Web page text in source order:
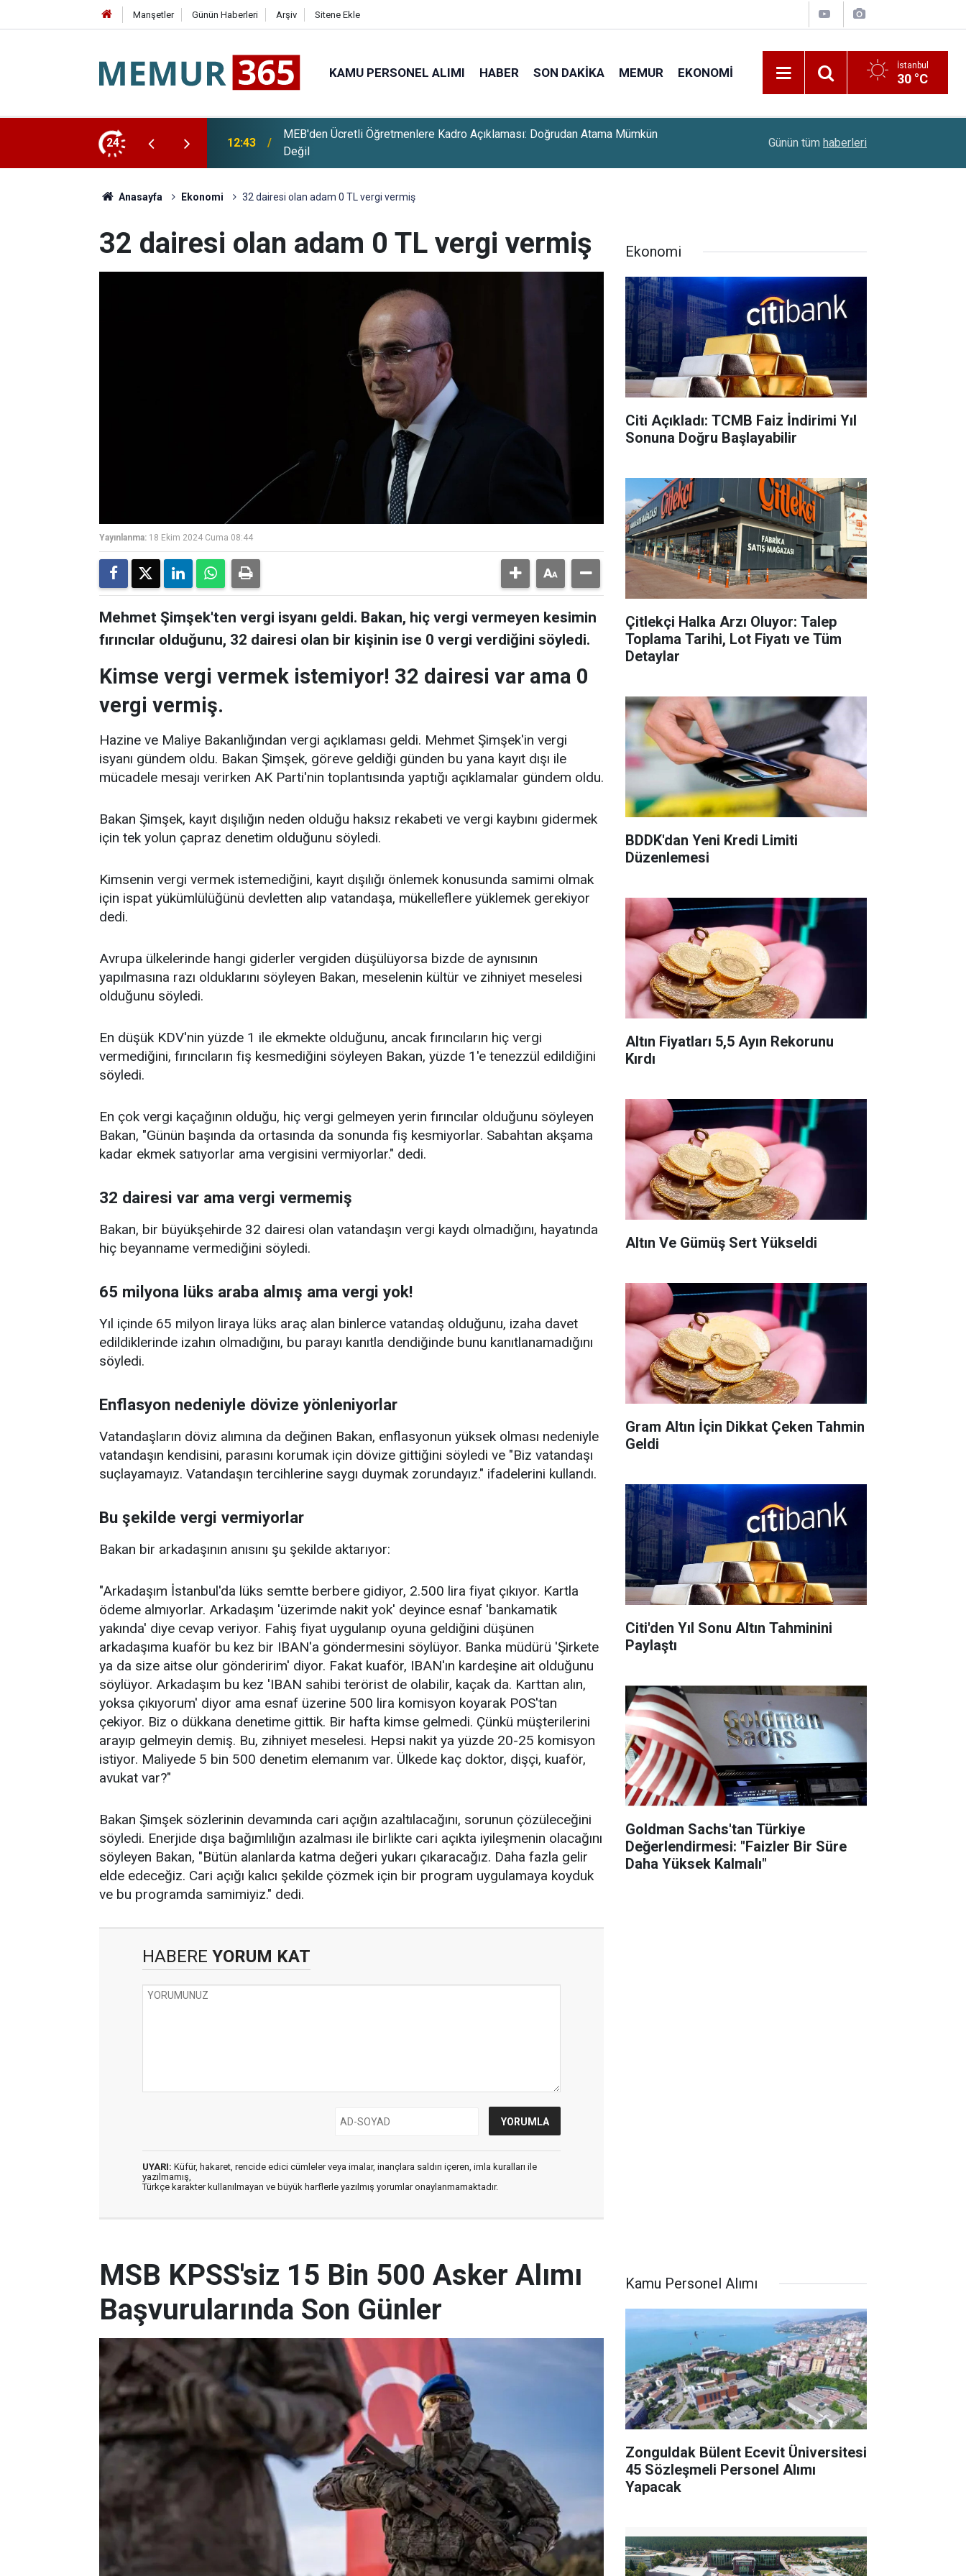
Manşetler Günün Haberleri Arşiv Sitene Ekle
KAMU PERSONEL ALIMI HABER SON DAKIKA MEMUR EKONOMI İstanbul
30 °C
24
Açıklaması: Doğrudan Atama Mümkün
12:00 AYM'den Yeşil Pasaport Kararı: İki Şart Anayasa'ya Uygun Bulundu MGK Bugün Toplanıyor: İşte Masadaki Konular
Günün tüm haberleri
Anasayfa Ekonomi 32 dairesi olan adam 0 TL vergi vermiş
32 dairesi olan adam 0 TL vergi vermiş
Yayınlanma: 18 Ekim 2024 Cuma 08:44
Mehmet Şimşek'ten vergi isyanı geldi. Bakan, hiç vergi vermeyen kesimin
fırıncılar olduğunu, 32 dairesi olan bir kişinin ise 0 vergi verdiğini söyledi.
Kimse vergi vermek istemiyor! 32 dairesi var ama 0
vergi vermiş.
Hazine ve Maliye Bakanlığından vergi açıklaması geldi. Mehmet Şimşek'in vergi
isyanı gündem oldu. Bakan Şimşek, göreve geldiği günden bu yana kayıt dışı ile
mücadele mesajı verirken AK Parti'nin toplantısında yaptığı açıklamalar gündem oldu.
Bakan Şimşek, kayıt dışılığın neden olduğu haksız rekabeti ve vergi kaybını gidermek
için tek yolun çapraz denetim olduğunu söyledi.
Kimsenin vergi vermek istemediğini, kayıt dışılığı önlemek konusunda samimi olmak
için ispat yükümlülüğünü devletten alıp vatandaşa, mükelleflere yüklemek gerekiyor
dedi.
Avrupa ülkelerinde hangi giderler vergiden düşülüyorsa bizde de aynısının
yapılmasına razı olduklarını söyleyen Bakan, meselenin kültür ve zihniyet meselesi
olduğunu söyledi.
En düşük KDV'nin yüzde 1 ile ekmekte olduğunu, ancak fırıncıların hiç vergi
vermediğini, fırıncıların fiş kesmediğini söyleyen Bakan, yüzde 1'e tenezzül edildiğini
söyledi.
En çok vergi kaçağının olduğu, hiç vergi gelmeyen yerin fırıncılar olduğunu söyleyen
Bakan, "Günün başında da ortasında da sonunda fiş kesmiyorlar. Sabahtan akşama
kadar ekmek satıyorlar ama vergisini vermiyorlar." dedi.
32 dairesi var ama vergi vermemiş
Bakan, bir büyükşehirde 32 dairesi olan vatandaşın vergi kaydı olmadığını, hayatında
hiç beyanname vermediğini söyledi.
65 milyona lüks araba almış ama vergi yok!
Yıl içinde 65 milyon liraya lüks araç alan binlerce vatandaş olduğunu, izaha davet
edildiklerinde izahın olmadığını, bu parayı kanıtla dendiğinde bunu kanıtlanamadığını
söyledi.
Enflasyon nedeniyle dövize yönleniyorlar
Vatandaşların döviz alımına da değinen Bakan, enflasyonun yüksek olması nedeniyle
vatandaşın kendisini, parasını korumak için dövize gittiğini söyledi ve "Biz vatandaşı
suçlayamayız. Vatandaşın tercihlerine saygı duymak zorundayız." ifadelerini kullandı.
Bu şekilde vergi vermiyorlar
Bakan bir arkadaşının anısını şu şekilde aktarıyor:
"Arkadaşım İstanbul'da lüks semtte berbere gidiyor, 2.500 lira fiyat çıkıyor. Kartla
ödeme almıyorlar. Arkadaşım 'üzerimde nakit yok' deyince esnaf 'bankamatik
yakında' diye cevap veriyor. Fahiş fiyat uygulanıp oyuna geldiğini düşünen
arkadaşıma kuaför bu kez bir IBAN'a göndermesini söylüyor. Banka müdürü 'Şirkete
ya da size aitse olur gönderirim' diyor. Fakat kuaför, IBAN'ın kardeşine ait olduğunu
söylüyor. Arkadaşım bu kez 'IBAN sahibi terörist de olabilir, kaçak da. Karttan alın,
yoksa çıkıyorum' diyor ama esnaf üzerine 500 lira komisyon koyarak POS'tan
çekiyor. Biz o dükkana denetime gittik. Bir hafta kimse gelmedi. Çünkü müşterilerini
arayıp gelmeyin demiş. Bu, zihniyet meselesi. Hepsi nakit ya yüzde 20-25 komisyon
istiyor. Maliyede 5 bin 500 denetim elemanım var. Ülkede kaç doktor, dişçi, kuaför,
avukat var?"
Bakan Şimşek sözlerinin devamında cari açığın azaltılacağını, sorunun çözüleceğini
söyledi. Enerjide dışa bağımlılığın azalması ile birlikte cari açıkta iyileşmenin olacağını
söyleyen Bakan, "Bütün alanlarda katma değeri yukarı çıkaracağız. Daha fazla gelir
elde edeceğiz. Cari açığı kalıcı şekilde çözmek için bir program uygulamaya koyduk
ve bu programda samimiyiz." dedi.
HABERE YORUM KAT
UYARI: Küfür, hakaret, rencide edici cümleler veya imalar, inançlara saldırı içeren, imla kuralları ile
yazılmamış,
Türkçe karakter kullanılmayan ve büyük harflerle yazılmış yorumlar onaylanmamaktadır.
Ekonomi
Citi Açıkladı: TCMB Faiz İndirimi Yıl
Sonuna Doğru Başlayabilir
Çitlekçi Halka Arzı Oluyor: Talep
Toplama Tarihi, Lot Fiyatı ve Tüm
Detaylar
BDDK'dan Yeni Kredi Limiti
Düzenlemesi
Altın Fiyatları 5,5 Ayın Rekorunu
Kırdı
Altın Ve Gümüş Sert Yükseldi
Gram Altın İçin Dikkat Çeken Tahmin
Geldi
Citi'den Yıl Sonu Altın Tahminini
Paylaştı
Goldman Sachs'tan Türkiye
Değerlendirmesi: "Faizler Bir Süre
Daha Yüksek Kalmalı"
MSB KPSS'siz 15 Bin 500 Asker Alımı
Başvurularında Son Günler
Kamu Personel Alımı
Zonguldak Bülent Ecevit Üniversitesi
45 Sözleşmeli Personel Alımı
Yapacak